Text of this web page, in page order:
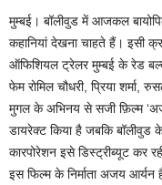
मुम्बई। बॉलीवुड में आजकल
कहानियां देखना चाहते हैं। इसी
ऑफिशियल ट्रेलर मुम्बई के रेड
फेम रोमिल चौधरी, प्रिया शर्मा,
मुगल के अभिनय से सजी फ़िल्म
डायरेक्ट किया है जबकि बॉलीवुड
कारपोरेशन इसे डिस्ट्रीब्यूट कर
इस फिल्म के निर्माता अजय